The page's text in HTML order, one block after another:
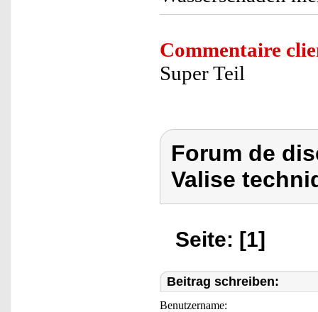
Commentaire
Super Teil
Forum de
Valise
Seite: [1]
Beitrag schreiben:
Benutzername: